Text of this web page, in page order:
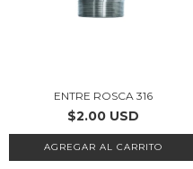
ENTRE ROSCA 316
$2.00 USD
AGREGAR AL CARRITO